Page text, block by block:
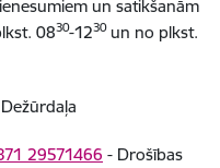
un satikšanām
0830-1230un no plkst.
29571466 - Drošības